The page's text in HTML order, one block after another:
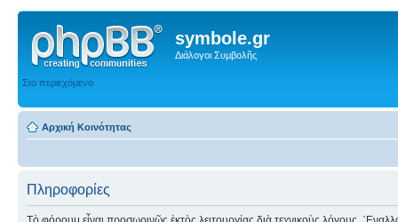
symbole.gr
Διάλογοι Συμβολῆς
Στο περιεχόμενο
Αρχική Κοινότητας
Πληροφορίες